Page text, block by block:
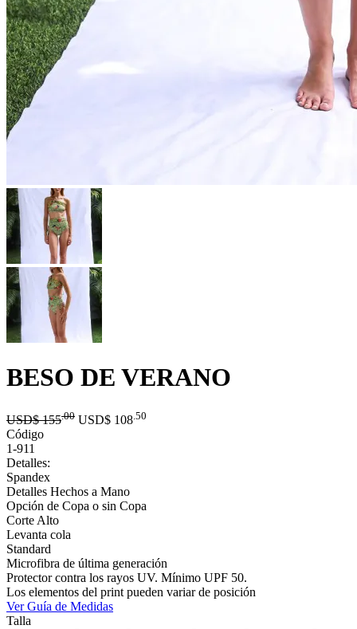
BESO DE VERANO
USD$155.00 USD$ 108 .50
Código
1-911
Detalles:
Spandex
Detalles Hechos a Mano
Opción de Copa o sin Copa
Corte Alto
Levanta cola
Standard
Microfibra de última generación
Protector contra los rayos UV. Mínimo UPF 50.
Los elementos del print pueden variar de posición
Ver Guía de Medidas
Talla